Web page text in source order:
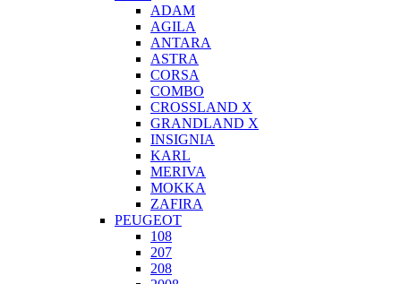
ADAM
AGILA
ANTARA
ASTRA
CORSA
COMBO
CROSSLAND X
GRANDLAND X
INSIGNIA
KARL
MERIVA
MOKKA
ZAFIRA
PEUGEOT
108
207
208